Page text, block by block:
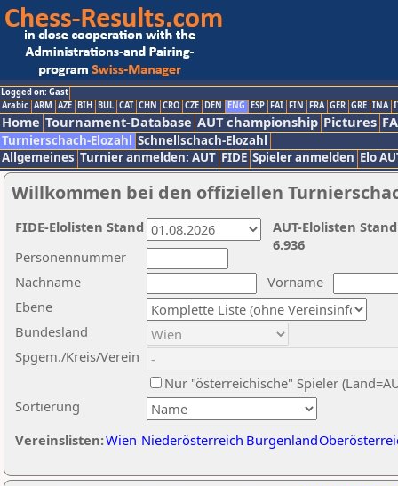
Logged on: Gast
Arabic ARM AZE BIH BUL CAT CHN CRO CZE DEN ENG ESP FAI FIN FRA GER GRE INA
Home Tournament-Database AUT championship Pictures
Turnierschach-Elozahl Schnellschach-Elozahl
Allgemeines Turnier anmelden: AUT FIDE Spieler anmelden Elo
Willkommen bei den offiziellen
Nachname
Vorname
Ebene
Sortierung
Personennummer
Bundesland
Spgem./Kreis/Verein
Nur "österreichische" Spieler
Vereinslisten:Wien Niederösterreich Burgenland
AUT-Elolisten
6.936
FIDE-Elolisten Stand